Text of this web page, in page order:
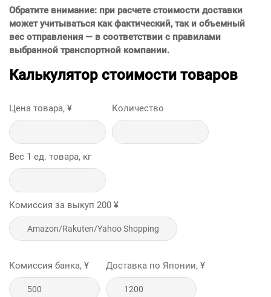
Обратите внимание: при расчете стоимости доставки
может учитываться как фактический, так и объемный
вес отправления — в соответствии с правилами
выбранной транспортной компании.
Калькулятор стоимости товаров
Цена товара, ¥ Количество
Вес 1 ед. товара, кг
Комиссия за выкуп 200 ¥
Комиссия банка, ¥ Доставка по Японии, ¥